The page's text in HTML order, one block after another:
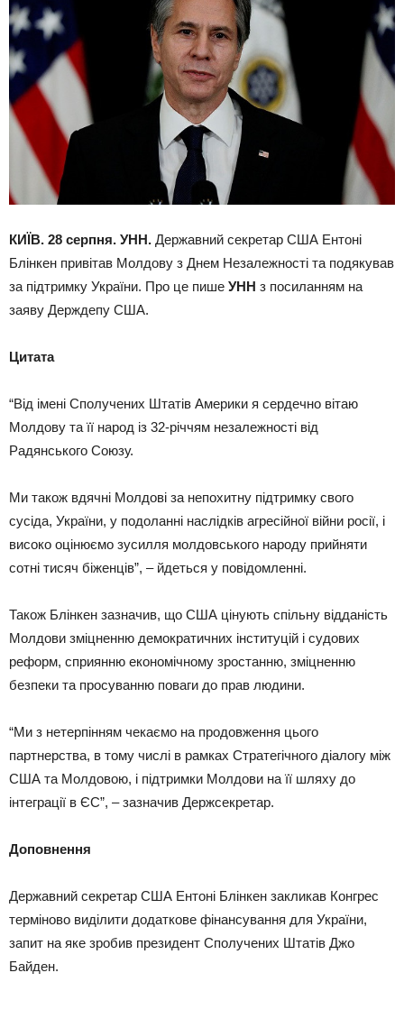
КИЇВ. 28 серпня. УНН. Державний секретар США Ентоні
Блінкен привітав Молдову з Днем Незалежності та подякував
за підтримку України. Про це пише УНН з посиланням на
заяву Держдепу США.
Цитата
“Від імені Сполучених Штатів Америки я сердечно вітаю
Молдову та її народ із 32-річчям незалежності від
Радянського Союзу.
Ми також вдячні Молдові за непохитну підтримку свого
сусіда, України, у подоланні наслідків агресійної війни росії, і
високо оцінюємо зусилля молдовського народу прийняти
сотні тисяч біженців”, – йдеться у повідомленні.
Також Блінкен зазначив, що США цінують спільну відданість
Молдови зміцненню демократичних інституцій і судових
реформ, сприянню економічному зростанню, зміцненню
безпеки та просуванню поваги до прав людини.
“Ми з нетерпінням чекаємо на продовження цього
партнерства, в тому числі в рамках Стратегічного діалогу між
США та Молдовою, і підтримки Молдови на її шляху до
інтеграції в ЄС”, – зазначив Держсекретар.
Доповнення
Державний секретар США Ентоні Блінкен закликав Конгрес
терміново виділити додаткове фінансування для України,
запит на яке зробив президент Сполучених Штатів Джо
Байден.